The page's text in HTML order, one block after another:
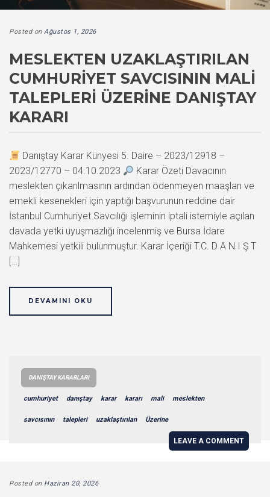
Posted on Ağustos 1, 2026
MESLEKTEN UZAKLAŞTIRILAN
CUMHURIYET SAVCISININ MALI
TALEPLERI ÜZERINE DANIŞTAY
KARARI
Danıştay Karar Künyesi 5. Daire – 2023/12918 –
2023/12770 – 04.10.2023
Karar Özeti Davacının
meslekten çıkarılmasının ardından ödenmeyen maaşları ve
emekli kesenekleri için yaptığı başvurunun reddine dair
İstanbul Cumhuriyet Savcılığı işleminin iptali istemiyle açılan
davada yetki uyuşmazlığı incelenmiş ve Bursa İdare
Mahkemesi yetkili bulunmuştur. Karar İçeriği T.C. D A N I Ş T
[…]
DEVAMINI OKU
DANIŞTAY KARARLARI
cumhuriyet danıştay karar kararı mali meslekten
savcısının talepleri uzaklaştırılan Üzerine
LEAVE A COMMENT
Posted on Haziran 20, 2026